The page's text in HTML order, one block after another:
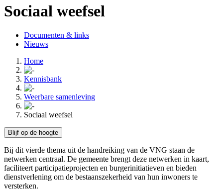
Sociaal weefsel
Documenten & links
Nieuws
Home
Kennisbank
Weerbare samenleving
Sociaal weefsel
Blijf op de hoogte
Bij dit vierde thema uit de handreiking van de VNG staan de
netwerken centraal. De gemeente brengt deze netwerken in kaart,
faciliteert participatieprojecten en burgerinitiatieven en bieden
dienstverlening om de bestaanszekerheid van hun inwoners te
versterken.